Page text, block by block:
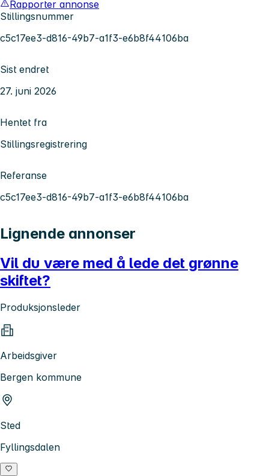
Rapporter annonse
Stillingsnummer
c5c17ee3-d816-49b7-a1f3-e6b8f44106ba
Sist endret
27. juni 2026
Hentet fra
Stillingsregistrering
Referanse
c5c17ee3-d816-49b7-a1f3-e6b8f44106ba
Lignende annonser
Vil du være med å lede det grønne
skiftet?
Produksjonsleder
Arbeidsgiver
Bergen kommune
Sted
Fyllingsdalen